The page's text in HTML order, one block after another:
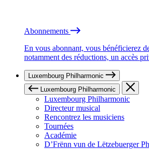
Abonnements
En vous abonnant, vous bénéficierez
notamment des réductions, un accès
Luxembourg Philharmonic
Luxembourg Philharmonic
Luxembourg Philharmonic
Directeur musical
Rencontrez les musiciens
Tournées
Académie
D’Frënn vun de Lëtzebuerger